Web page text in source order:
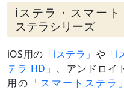
iステラ・スマート
ステラシリーズ
iOS用の 「iステラ」 や 「i
テラ HD」 、アンドロイ
用の 「スマートステラ」